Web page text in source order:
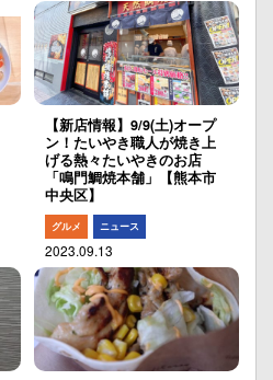
【新店情報】9/9(土)オープ
ン！たいやき職人が焼き上
げる熱々たいやきのお店
「鳴門鯛焼本舗」【熊本市
中央区】
グルメ ニュース
2023.09.13